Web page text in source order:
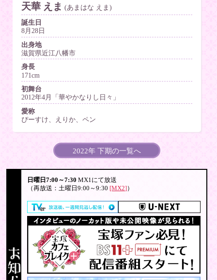
天華 えま (あまはな えま)
誕生日
8月28日
出身地
滋賀県近江八幡市
身長
171cm
初舞台
2012年4月「華やかなりし日々」
愛称
ぴーすけ、えりか、ペン
2022年 下期の一覧へ
日曜日7:00～7:30 MX1にて放送
（再放送：土曜日9:00～9:30 [MX2]）